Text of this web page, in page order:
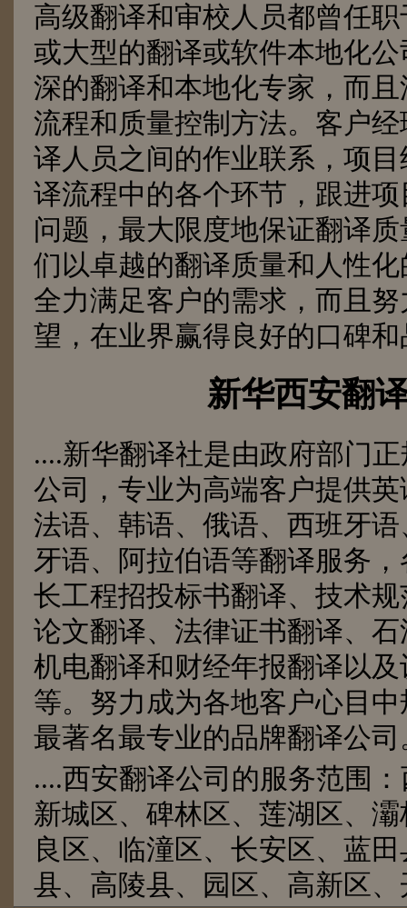
高级翻译和审校人员都曾任
或大型的翻译或软件本地化
深的翻译和本地化专家，而
流程和质量控制方法。客户
译人员之间的作业联系，项
译流程中的各个环节，跟进
问题，最大限度地保证翻译
们以卓越的翻译质量和人性
全力满足客户的需求，而且
望，在业界赢得良好的口碑
新华西安翻
....新华翻译社是由政府部门
公司，专业为高端客户提供
法语、韩语、俄语、西班牙
牙语、阿拉伯语等翻译服务
长工程招投标书翻译、技术
论文翻译、法律证书翻译、
机电翻译和财经年报翻译以
等。努力成为各地客户心目
最著名最专业的品牌翻译公司
....西安翻译公司的服务范围
新城区、碑林区、莲湖区、
良区、临潼区、长安区、蓝
县、高陵县、园区、高新区